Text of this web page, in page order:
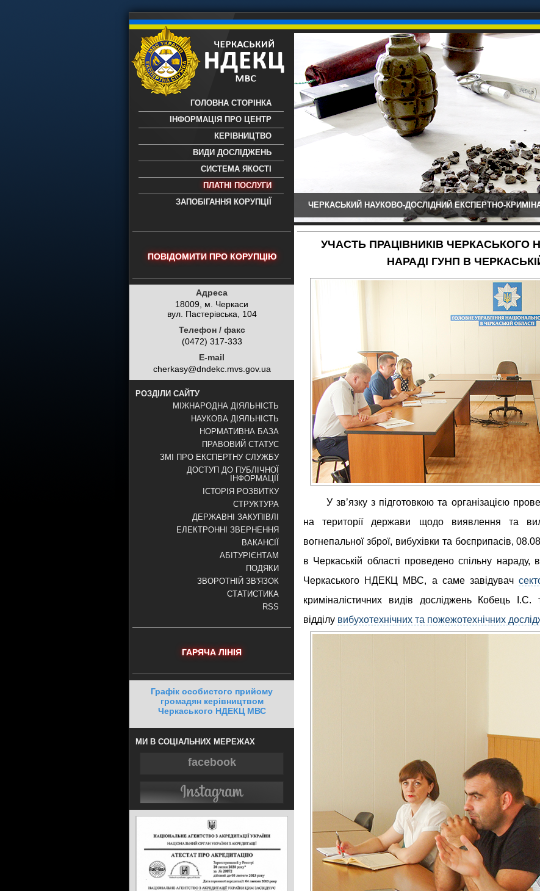
науково-дослідний експертно-
- проведення всих видів судових
експертиз
ГОЛОВНА СТОРІНКА
ІНФОРМАЦІЯ ПРО ЦЕНТР
КЕРІВНИЦТВО
ВИДИ ДОСЛІДЖЕНЬ
СИСТЕМА ЯКОСТІ
ПЛАТНІ ПОСЛУГИ
ЗАПОБІГАННЯ КОРУПЦІЇ
ЧЕРКАСЬКИЙ НАУКОВО-ДОСЛІДНИЙ ЕКСПЕРТНО-
ПОВІДОМИТИ ПРО КОРУПЦІЮ
Адреса
18009, м. Черкаси
вул. Пастерівська, 104
Телефон / факс
(0472) 317-333
E-mail
cherkasy@dndekc.mvs.gov.ua
РОЗДІЛИ САЙТУ
МІЖНАРОДНА ДІЯЛЬНІСТЬ
НАУКОВА ДІЯЛЬНІСТЬ
НОРМАТИВНА БАЗА
ПРАВОВИЙ СТАТУС
ЗМІ ПРО ЕКСПЕРТНУ СЛУЖБУ
ДОСТУП ДО ПУБЛІЧНОЇ
ІНФОРМАЦІЇ
ІСТОРІЯ РОЗВИТКУ
СТРУКТУРА
ДЕРЖАВНІ ЗАКУПІВЛІ
ЕЛЕКТРОННІ ЗВЕРНЕННЯ
ВАКАНСІЇ
АБІТУРІЄНТАМ
ПОДЯКИ
ЗВОРОТНІЙ ЗВ'ЯЗОК
СТАТИСТИКА
RSS
ГАРЯЧА ЛІНІЯ
Графік особистого прийому
громадян керівництвом
Черкаського НДЕКЦ МВС
МИ В СОЦІАЛЬНИХ МЕРЕЖАХ
facebook
УЧАСТЬ ПРАЦІВНИКІВ ЧЕРКАСЬКОГО
НАРАДІ ГУНП В
У зв’язку з підготовкою та організацією
на території держави щодо виявлення та
вогнепальної зброї, вибухівки та боєприпасів,
в Черкаській області проведено спільну нараду,
Черкаського НДЕКЦ МВС, а саме завідувач
криміналістичних видів досліджень Кобець
відділу вибухотехнічних та пожежотехнічних